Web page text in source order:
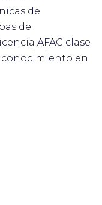
de
de
AFAC clase
conocimiento en